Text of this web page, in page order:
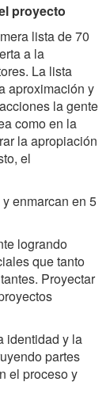
proyecto
lista de 70
a la
La lista
aproximación y
la gente
como en la
la apropiación
el
enmarcan en 5
logrando
que tanto
Proyectar
identidad y la
partes
el proceso y